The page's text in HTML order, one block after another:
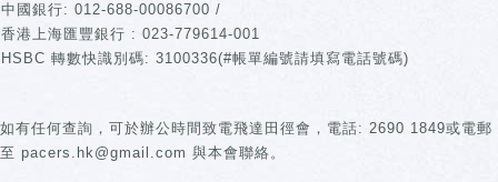
中國銀行: 012-688-00086700 /
香港上海匯豐銀行 : 023-779614-001
HSBC 轉數快識別碼: 3100336(#帳單編號請填寫電話號碼)
如有任何查詢，可於辦公時間致電飛達田徑會，電話: 2690 1849或電郵
至 pacers.hk@gmail.com 與本會聯絡。